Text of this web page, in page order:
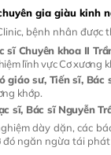
gia giàu kinh
bệnh nhân
sĩ Chuyên khoa II
lĩnh vực Cơ xương
giáo sư, Tiến sĩ, Bác
khớp.
sĩ, Bác sĩ Nguyễn
dày dặn, các
đó ngăn ngừa tái